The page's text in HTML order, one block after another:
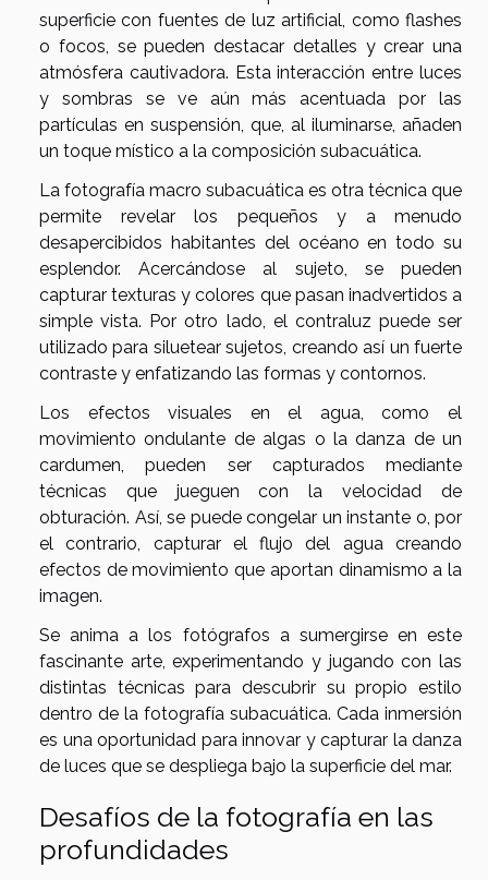
superficie con fuentes de luz artificial, como flashes
o focos, se pueden destacar detalles y crear una
atmósfera cautivadora. Esta interacción entre luces
y sombras se ve aún más acentuada por las
partículas en suspensión, que, al iluminarse, añaden
un toque místico a la composición subacuática.
La fotografía macro subacuática es otra técnica que
permite revelar los pequeños y a menudo
desapercibidos habitantes del océano en todo su
esplendor. Acercándose al sujeto, se pueden
capturar texturas y colores que pasan inadvertidos a
simple vista. Por otro lado, el contraluz puede ser
utilizado para siluetear sujetos, creando así un fuerte
contraste y enfatizando las formas y contornos.
Los efectos visuales en el agua, como el
movimiento ondulante de algas o la danza de un
cardumen, pueden ser capturados mediante
técnicas que jueguen con la velocidad de
obturación. Así, se puede congelar un instante o, por
el contrario, capturar el flujo del agua creando
efectos de movimiento que aportan dinamismo a la
imagen.
Se anima a los fotógrafos a sumergirse en este
fascinante arte, experimentando y jugando con las
distintas técnicas para descubrir su propio estilo
dentro de la fotografía subacuática. Cada inmersión
es una oportunidad para innovar y capturar la danza
de luces que se despliega bajo la superficie del mar.
Desafíos de la fotografía en las
profundidades